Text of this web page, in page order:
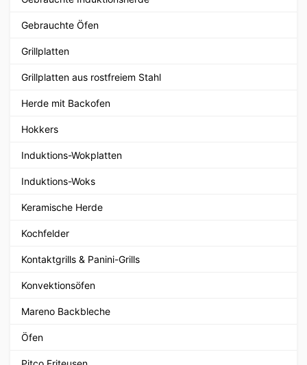
Gebrauchte Öfen
Grillplatten
Grillplatten aus rostfreiem Stahl
Herde mit Backofen
Hokkers
Induktions-Wokplatten
Induktions-Woks
Keramische Herde
Kochfelder
Kontaktgrills & Panini-Grills
Konvektionsöfen
Mareno Backbleche
Öfen